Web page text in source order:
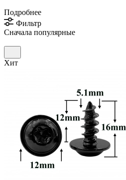
Подробнее
Фильтр
Сначала популярные
Хит